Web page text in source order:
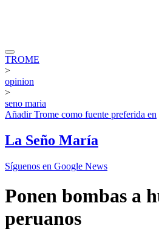
TROME
>
opinion
>
seno maria
AñadirTrome como fuente preferida en
La Seño María
Síguenos en Google News
Ponen bombas a
peruanos